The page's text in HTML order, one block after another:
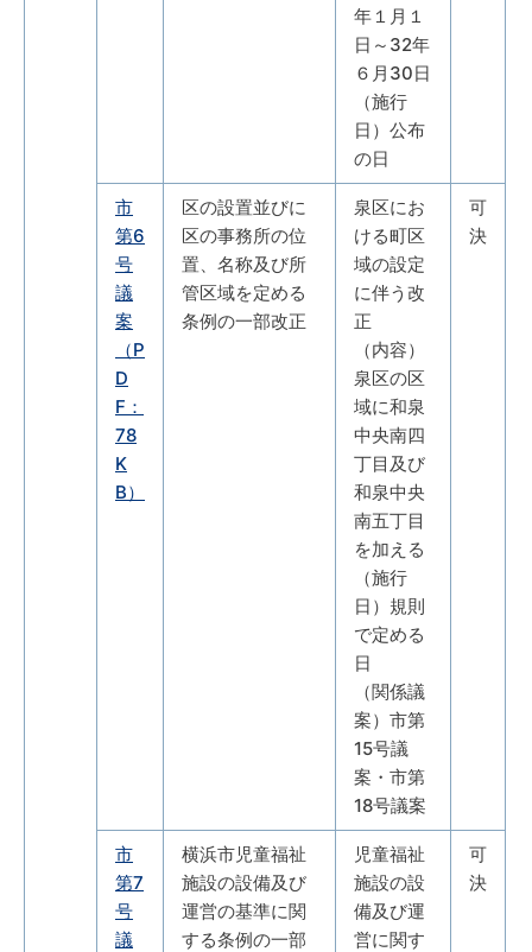
年１月１
日～32年
６月30日
（施行
日）公布
の日
市
第6
号
議
案
（P
D
F：
78
K
B）
区の設置並びに
区の事務所の位
置、名称及び所
管区域を定める
条例の一部改正
泉区にお
ける町区
域の設定
に伴う改
正
（内容）
泉区の区
域に和泉
中央南四
丁目及び
和泉中央
南五丁目
を加える
（施行
日）規則
で定める
日
（関係議
案）市第
15号議
案・市第
18号議案
可
決
市
第7
号
議
横浜市児童福祉
施設の設備及び
運営の基準に関
する条例の一部
児童福祉
施設の設
備及び運
営に関す
可
決